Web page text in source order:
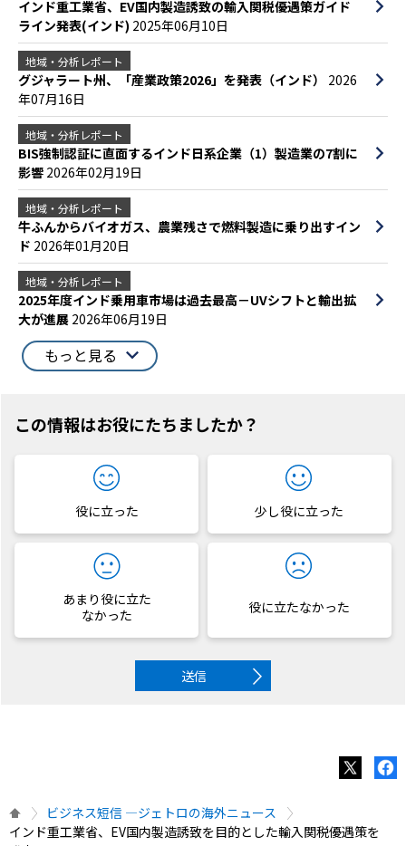
インド重工業省、EV国内製造誘致の輸入関税優遇策ガイド
ライン発表(インド) 2025年06月10日
地域・分析レポート
グジャラート州、「産業政策2026」を発表（インド） 2026
年07月16日
地域・分析レポート
BIS強制認証に直面するインド日系企業（1）製造業の7割に
影響 2026年02月19日
地域・分析レポート
牛ふんからバイオガス、農業残さで燃料製造に乗り出すイン
ド 2026年01月20日
地域・分析レポート
2025年度インド乗用車市場は過去最高－UVシフトと輸出拡
大が進展 2026年06月19日
もっと見る
この情報はお役にたちましたか？
役に立った 少し役に立った
あまり役に立た
なかった
役に立たなかった
送信
ビジネス短信 ―ジェトロの海外ニュース
インド重工業省、EV国内製造誘致を目的とした輸入関税優遇策を